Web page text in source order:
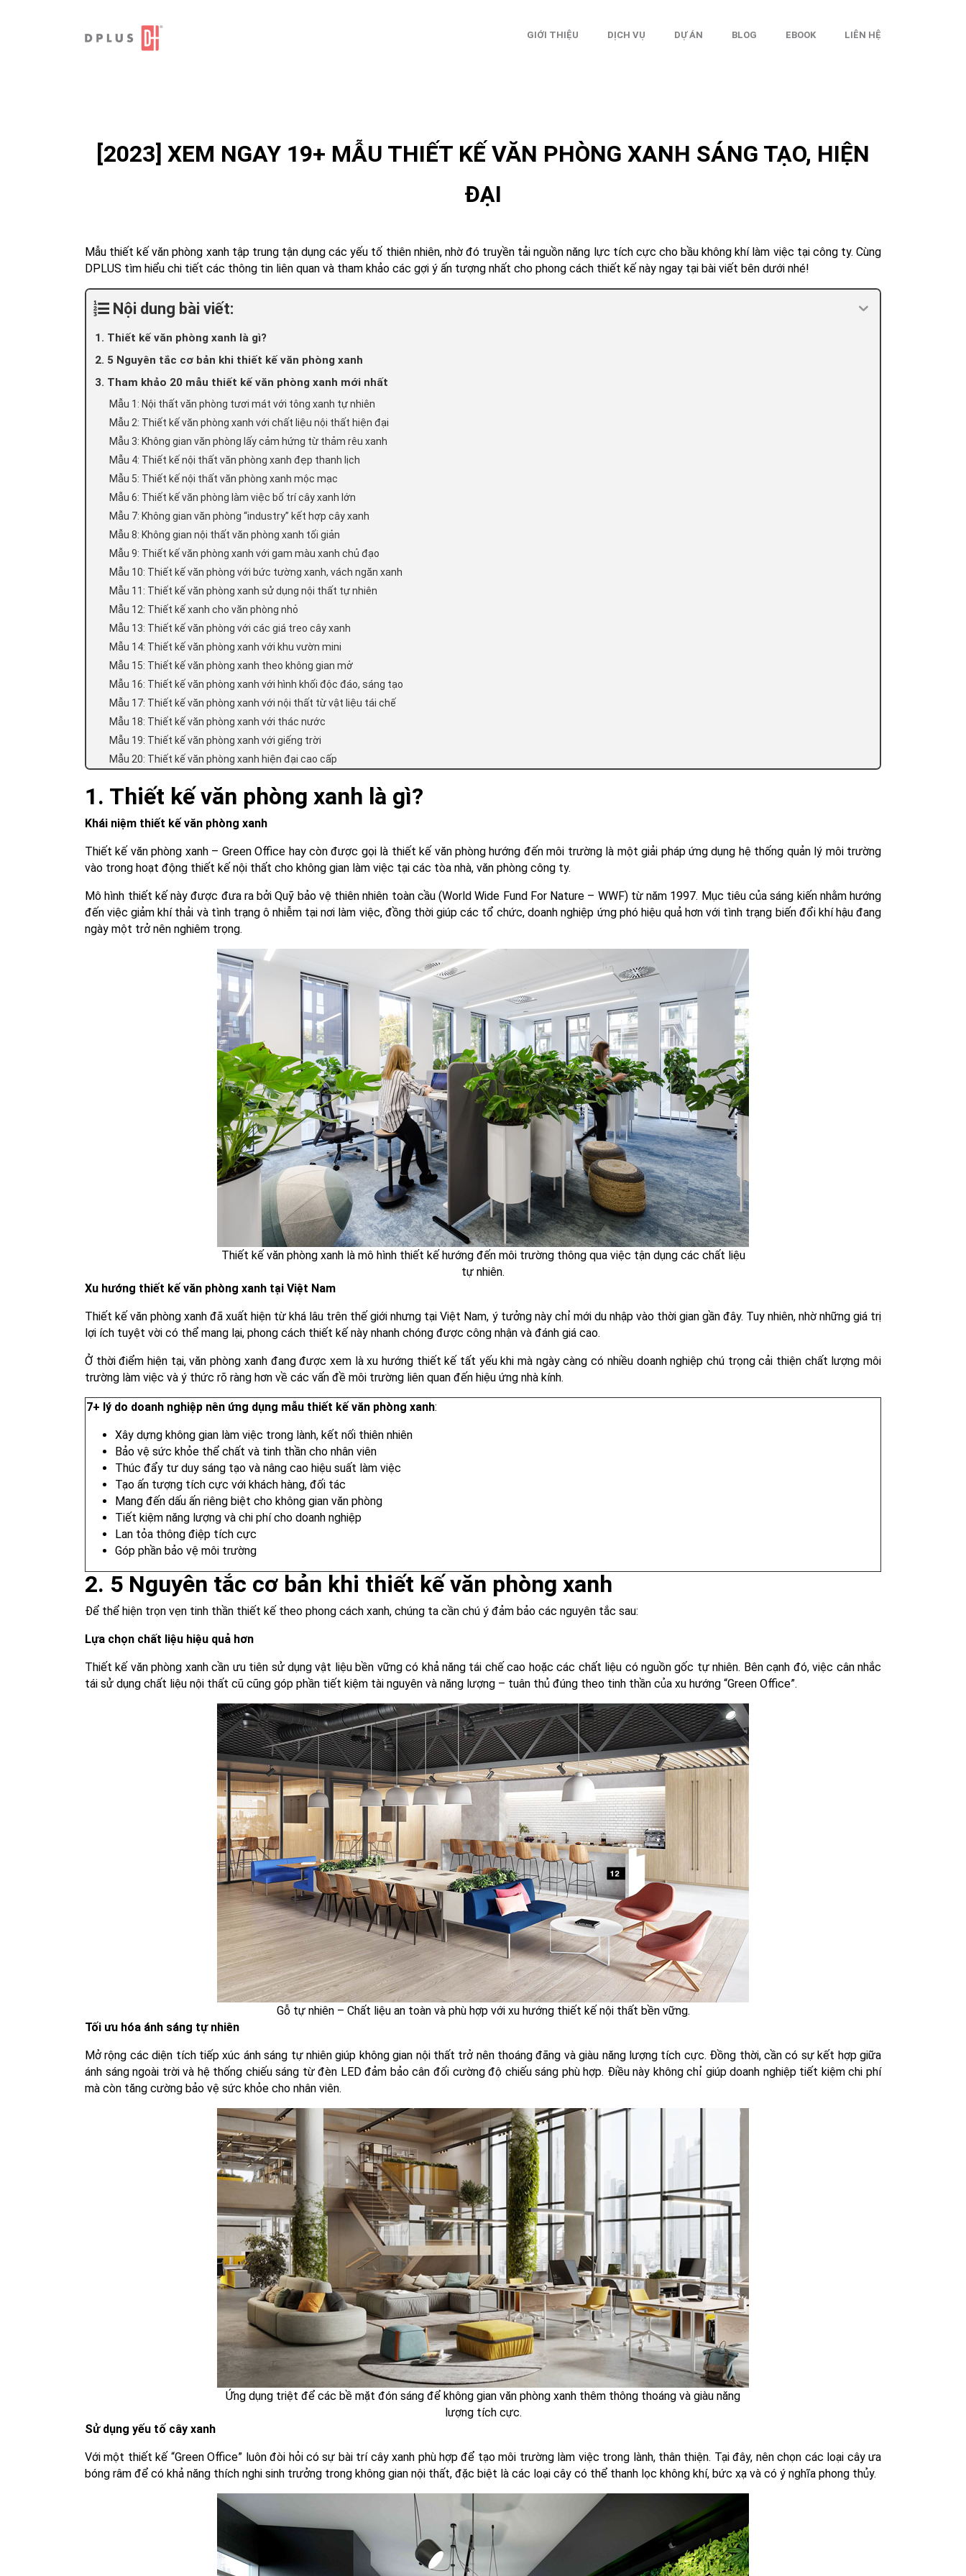
GIỚI THIỆU DỊCH VỤ DỰ ÁN BLOG EBOOK LIÊN HỆ
[2023] XEM NGAY 19+ MẪU THIẾT KẾ VĂN PHÒNG XANH SÁNG TẠO, HIỆN
ĐẠI
Mẫu thiết kế văn phòng xanh tập trung tận dụng các yếu tố thiên nhiên, nhờ đó truyền tải nguồn năng lực tích cực cho bầu không khí làm việc tại công ty. Cùng
DPLUS tìm hiểu chi tiết các thông tin liên quan và tham khảo các gợi ý ấn tượng nhất cho phong cách thiết kế này ngay tại bài viết bên dưới nhé!
Nội dung bài viết:
1. Thiết kế văn phòng xanh là gì?
2. 5 Nguyên tắc cơ bản khi thiết kế văn phòng xanh
3. Tham khảo 20 mẫu thiết kế văn phòng xanh mới nhất
Mẫu 1: Nội thất văn phòng tươi mát với tông xanh tự nhiên
Mẫu 2: Thiết kế văn phòng xanh với chất liệu nội thất hiện đại
Mẫu 3: Không gian văn phòng lấy cảm hứng từ thảm rêu xanh
Mẫu 4: Thiết kế nội thất văn phòng xanh đẹp thanh lịch
Mẫu 5: Thiết kế nội thất văn phòng xanh mộc mạc
Mẫu 6: Thiết kế văn phòng làm việc bố trí cây xanh lớn
Mẫu 7: Không gian văn phòng “industry” kết hợp cây xanh
Mẫu 8: Không gian nội thất văn phòng xanh tối giản
Mẫu 9: Thiết kế văn phòng xanh với gam màu xanh chủ đạo
Mẫu 10: Thiết kế văn phòng với bức tường xanh, vách ngăn xanh
Mẫu 11: Thiết kế văn phòng xanh sử dụng nội thất tự nhiên
Mẫu 12: Thiết kế xanh cho văn phòng nhỏ
Mẫu 13: Thiết kế văn phòng với các giá treo cây xanh
Mẫu 14: Thiết kế văn phòng xanh với khu vườn mini
Mẫu 15: Thiết kế văn phòng xanh theo không gian mở
Mẫu 16: Thiết kế văn phòng xanh với hình khối độc đáo, sáng tạo
Mẫu 17: Thiết kế văn phòng xanh với nội thất từ vật liệu tái chế
Mẫu 18: Thiết kế văn phòng xanh với thác nước
Mẫu 19: Thiết kế văn phòng xanh với giếng trời
Mẫu 20: Thiết kế văn phòng xanh hiện đại cao cấp
1. Thiết kế văn phòng xanh là gì?
Khái niệm thiết kế văn phòng xanh
Thiết kế văn phòng xanh – Green Office hay còn được gọi là thiết kế văn phòng hướng đến môi trường là một giải pháp ứng dụng hệ thống quản lý môi trường
vào trong hoạt động thiết kế nội thất cho không gian làm việc tại các tòa nhà, văn phòng công ty.
Mô hình thiết kế này được đưa ra bởi Quỹ bảo vệ thiên nhiên toàn cầu (World Wide Fund For Nature – WWF) từ năm 1997. Mục tiêu của sáng kiến nhằm hướng
đến việc giảm khí thải và tình trạng ô nhiễm tại nơi làm việc, đồng thời giúp các tổ chức, doanh nghiệp ứng phó hiệu quả hơn với tình trạng biến đổi khí hậu đang
ngày một trở nên nghiêm trọng.
Thiết kế văn phòng xanh là mô hình thiết kế hướng đến môi trường thông qua việc tận dụng các chất liệu
tự nhiên.
Xu hướng thiết kế văn phòng xanh tại Việt Nam
Thiết kế văn phòng xanh đã xuất hiện từ khá lâu trên thế giới nhưng tại Việt Nam, ý tưởng này chỉ mới du nhập vào thời gian gần đây. Tuy nhiên, nhờ những giá trị
lợi ích tuyệt vời có thể mang lại, phong cách thiết kế này nhanh chóng được công nhận và đánh giá cao.
Ở thời điểm hiện tại, văn phòng xanh đang được xem là xu hướng thiết kế tất yếu khi mà ngày càng có nhiều doanh nghiệp chú trọng cải thiện chất lượng môi
trường làm việc và ý thức rõ ràng hơn về các vấn đề môi trường liên quan đến hiệu ứng nhà kính.
7+ lý do doanh nghiệp nên ứng dụng mẫu thiết kế văn phòng xanh:
Xây dựng không gian làm việc trong lành, kết nối thiên nhiên
Bảo vệ sức khỏe thể chất và tinh thần cho nhân viên
Thúc đẩy tư duy sáng tạo và nâng cao hiệu suất làm việc
Tạo ấn tượng tích cực với khách hàng, đối tác
Mang đến dấu ấn riêng biệt cho không gian văn phòng
Tiết kiệm năng lượng và chi phí cho doanh nghiệp
Lan tỏa thông điệp tích cực
Góp phần bảo vệ môi trường
2. 5 Nguyên tắc cơ bản khi thiết kế văn phòng xanh
Để thể hiện trọn vẹn tinh thần thiết kế theo phong cách xanh, chúng ta cần chú ý đảm bảo các nguyên tắc sau:
Lựa chọn chất liệu hiệu quả hơn
Thiết kế văn phòng xanh cần ưu tiên sử dụng vật liệu bền vững có khả năng tái chế cao hoặc các chất liệu có nguồn gốc tự nhiên. Bên cạnh đó, việc cân nhắc
tái sử dụng chất liệu nội thất cũ cũng góp phần tiết kiệm tài nguyên và năng lượng – tuân thủ đúng theo tinh thần của xu hướng “Green Office”.
Gỗ tự nhiên – Chất liệu an toàn và phù hợp với xu hướng thiết kế nội thất bền vững.
Tối ưu hóa ánh sáng tự nhiên
Mở rộng các diện tích tiếp xúc ánh sáng tự nhiên giúp không gian nội thất trở nên thoáng đãng và giàu năng lượng tích cực. Đồng thời, cần có sự kết hợp giữa
ánh sáng ngoài trời và hệ thống chiếu sáng từ đèn LED đảm bảo cân đối cường độ chiếu sáng phù hợp. Điều này không chỉ giúp doanh nghiệp tiết kiệm chi phí
mà còn tăng cường bảo vệ sức khỏe cho nhân viên.
Ứng dụng triệt để các bề mặt đón sáng để không gian văn phòng xanh thêm thông thoáng và giàu năng
lượng tích cực.
Sử dụng yếu tố cây xanh
Với một thiết kế “Green Office” luôn đòi hỏi có sự bài trí cây xanh phù hợp để tạo môi trường làm việc trong lành, thân thiện. Tại đây, nên chọn các loại cây ưa
bóng râm để có khả năng thích nghi sinh trưởng trong không gian nội thất, đặc biệt là các loại cây có thể thanh lọc không khí, bức xạ và có ý nghĩa phong thủy.